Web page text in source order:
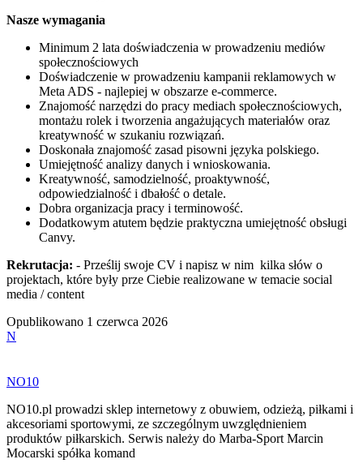
Nasze wymagania
Minimum 2 lata doświadczenia w prowadzeniu mediów
społecznościowych
Doświadczenie w prowadzeniu kampanii reklamowych w
Meta ADS - najlepiej w obszarze e-commerce.
Znajomość narzędzi do pracy mediach społecznościowych,
montażu rolek i tworzenia angażujących materiałów oraz
kreatywność w szukaniu rozwiązań.
Doskonała znajomość zasad pisowni języka polskiego.
Umiejętność analizy danych i wnioskowania.
Kreatywność, samodzielność, proaktywność,
odpowiedzialność i dbałość o detale.
Dobra organizacja pracy i terminowość.
Dodatkowym atutem będzie praktyczna umiejętność obsługi
Canvy.
Rekrutacja: - Prześlij swoje CV i napisz w nim kilka słów o
projektach, które były prze Ciebie realizowane w temacie social
media / content
Opublikowano 1 czerwca 2026
N
NO10
NO10.pl prowadzi sklep internetowy z obuwiem, odzieżą, piłkami i
akcesoriami sportowymi, ze szczególnym uwzględnieniem
produktów piłkarskich. Serwis należy do Marba-Sport Marcin
Mocarski spółka komand